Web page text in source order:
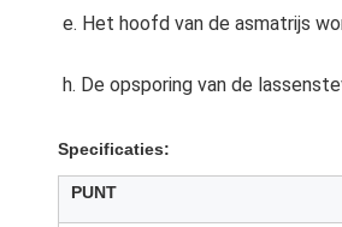
e. Het hoofd van de asmatrijs
h. De opsporing van de
Specificaties:
PUNT